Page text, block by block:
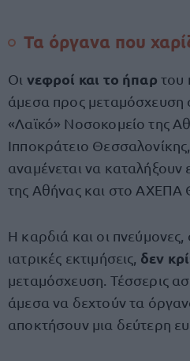
Τα όργανα που
Οι νεφροί και το ήπαρ του
άμεσα προς μεταμόσχευση
«Λαϊκό» Νοσοκομείο της
Ιπποκράτειο
αναμένεται να καταλήξουν
της Αθήνας και στο ΑΧΕΠΑ
Η καρδιά και οι
ιατρικές εκτιμήσεις, δεν
μεταμόσχευση. Τέσσερις
άμεσα να δεχτούν τα
αποκτήσουν μια δεύτερη